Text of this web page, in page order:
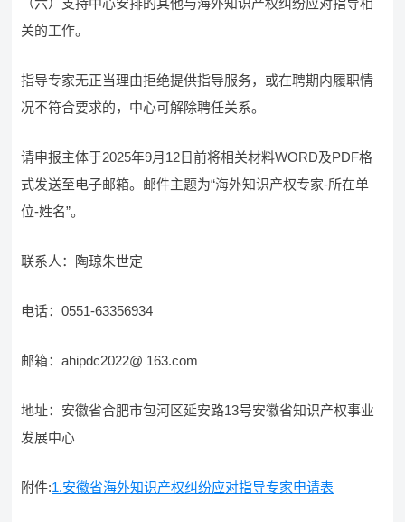
（六）支持中心安排的其他与海外知识产权纠纷应对指导相
关的工作。
指导专家无正当理由拒绝提供指导服务，或在聘期内履职情
况不符合要求的，中心可解除聘任关系。
请申报主体于2025年9月12日前将相关材料WORD及PDF格
式发送至电子邮箱。邮件主题为“海外知识产权专家-所在单
位-姓名”。
联系人：陶琼朱世定
电话：0551-63356934
邮箱：ahipdc2022@ 163.com
地址：安徽省合肥市包河区延安路13号安徽省知识产权事业
发展中心
附件:1.安徽省海外知识产权纠纷应对指导专家申请表